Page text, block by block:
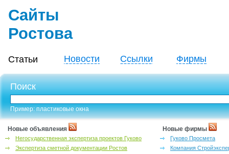
Сайты
Ростова
Статьи Новости Ссылки Фирмы
Поиск
Пример: пластиковые окна
Новые объявления
Негосударственная экспертиза проектов Гуково
Экспертиза сметной документации Ростов
Новые фирмы
Гуково Просмета
Компания